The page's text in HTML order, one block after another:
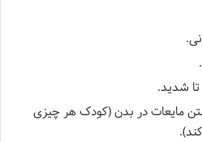
شدید.
مایعات در بدن (کودک هر چیزی